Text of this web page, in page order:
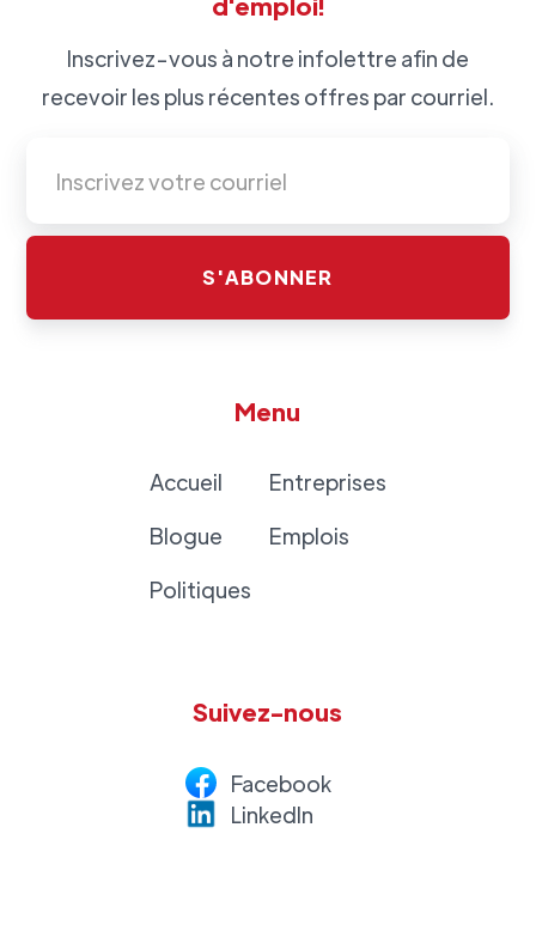
Inscrivez-vous à notre infolettre afin de
recevoir les plus récentes offres par courriel.
Menu
Accueil
Blogue
Politiques
Entreprises
Emplois
Suivez-nous
Facebook
LinkedIn